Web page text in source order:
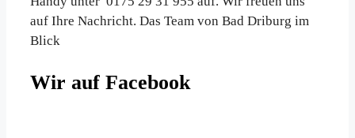
auf Ihre Nachricht. Das Team von Bad Driburg im
Blick
Wir auf Facebook